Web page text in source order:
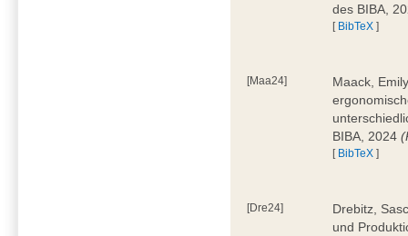
des BIBA,
[ BibTeX ]
[Maa24]
Maack,
BIBA, 2024
[ BibTeX ]
[Dre24]
Drebitz,
und